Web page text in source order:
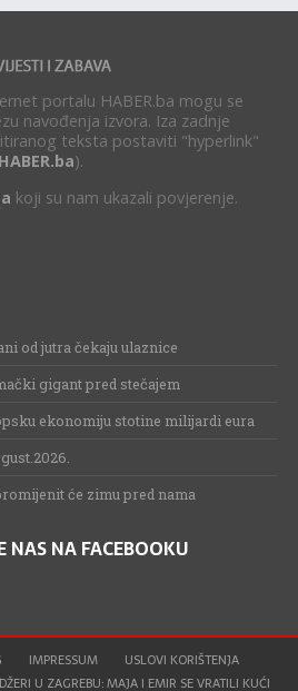
portalu HABER.ba mogu se
navođenja izvora. Iza zadnje
teksta postaviti "hyperlink"
HABER.ba).
koji su nam ukazali povjerenje.
od jutra čekaju ulaznice
gigant pred stečajem
ekonomiju stotine milijardi eura
će zimu pred nama
NAS NA FACEBOOKU
IMPRESSUM
USLOVI KORIŠTENJA
U ZAGREBU: MAJA I EMIR SE VRATILI KUĆI